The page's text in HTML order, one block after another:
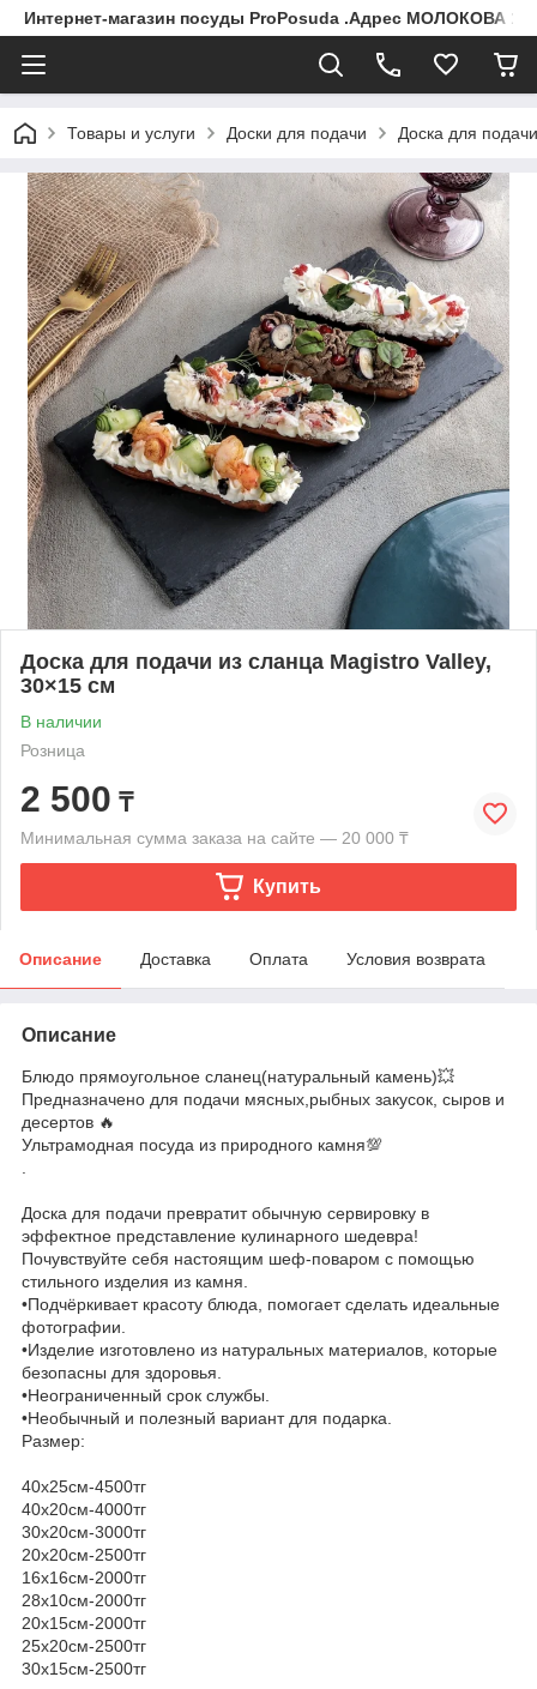
Интернет-магазин посуды ProPosuda .Адрес МОЛОКОВА
Товары и услуги Доски для подачи Доска для
Доска для подачи из сланца Magistro Valley,
30×15 см
В наличии
Розница
2 500 ₸
Минимальная сумма заказа на сайте — 20 000 ₸
Купить
Описание Доставка Оплата Условия возврата
Описание
Блюдо прямоугольное сланец(натуральный камень)💥
Предназначено для подачи мясных,рыбных закусок, сыров и
десертов 🔥
Ультрамодная посуда из природного камня💯
Доска для подачи превратит обычную сервировку в
эффектное представление кулинарного шедевра!
Почувствуйте себя настоящим шеф-поваром с помощью
стильного изделия из камня.
•Подчёркивает красоту блюда, помогает сделать идеальные
фотографии.
•Изделие изготовлено из натуральных материалов, которые
безопасны для здоровья.
•Неограниченный срок службы.
•Необычный и полезный вариант для подарка.
Размер:
40х25см-4500тг
40х20см-4000тг
30х20см-3000тг
20х20см-2500тг
16х16см-2000тг
28х10см-2000тг
20х15см-2000тг
25х20см-2500тг
30х15см-2500тг